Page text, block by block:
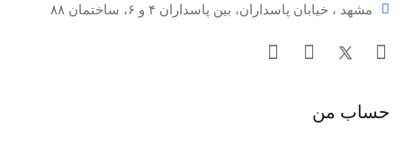
مشهد ، خیابان پاسداران، بین پاسداران ۴ و ۶، ساختمان ۸۸
حساب من